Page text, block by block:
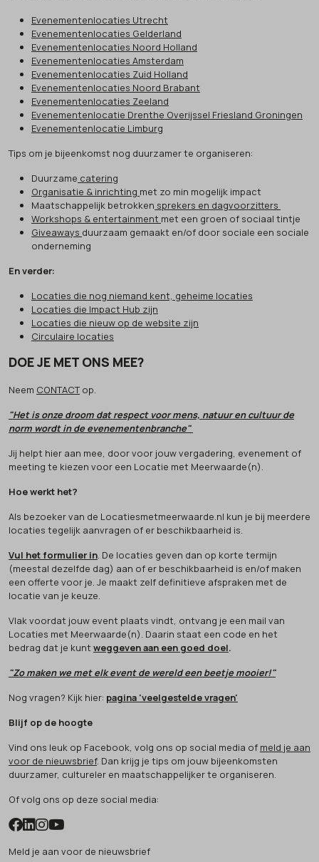
Evenementenlocaties Utrecht
Evenementenlocaties Gelderland
Evenementenlocaties Noord Holland
Evenementenlocaties Amsterdam
Evenementenlocaties Zuid Holland
Evenementenlocaties Noord Brabant
Evenementenlocaties Zeeland
Evenementenlocatie Drenthe Overijssel Friesland Groningen
Evenementenlocatie Limburg
Tips om je bijeenkomst nog duurzamer te organiseren:
Duurzame catering
Organisatie & inrichting met zo min mogelijk impact
Maatschappelijk betrokken sprekers en dagvoorzitters
Workshops & entertainment met een groen of sociaal tintje
Giveaways duurzaam gemaakt en/of door sociale een sociale
onderneming
En verder:
Locaties die nog niemand kent, geheime locaties
Locaties die Impact Hub zijn
Locaties die nieuw op de website zijn
Circulaire locaties
DOE JE MET ONS MEE?
Neem CONTACTop.
"Het is onze droom dat respect voor mens, natuur en cultuur de
norm wordt in de evenementenbranche"
Jij helpt hier aan mee, door voor jouw vergadering, evenement of
meeting te kiezen voor een Locatie met Meerwaarde(n).
Hoe werkt het?
Als bezoeker van de Locatiesmetmeerwaarde.nl kun je bij meerdere
locaties tegelijk aanvragen of er beschikbaarheid is.
Vul het formulier in. De locaties geven dan op korte termijn
(meestal dezelfde dag) aan of er beschikbaarheid is en/of maken
een offerte voor je. Je maakt zelf definitieve afspraken met de
locatie van je keuze.
Vlak voordat jouw event plaats vindt, ontvang je een mail van
Locaties met Meerwaarde(n). Daarin staat een code en het
bedrag dat je kunt weggeven aan een goed doel.
"Zo maken we met elk event de wereld een beetje mooier!"
Nog vragen? Kijk hier: pagina 'veelgestelde vragen'
Blijf op de hoogte
Vind ons leuk op Facebook, volg ons op social media of meld je aan
voor de nieuwsbrief. Dan krijg je tips om jouw bijeenkomsten
duurzamer, cultureler en maatschappelijker te organiseren.
Of volg ons op deze social media:
Meld je aan voor de nieuwsbrief